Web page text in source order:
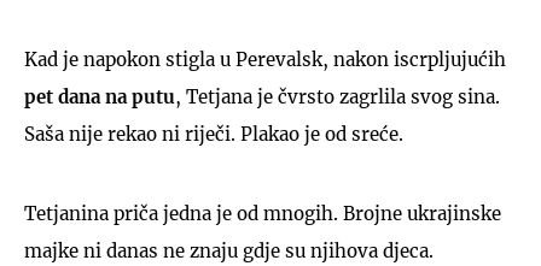
Kad je napokon stigla u Perevalsk, nakon iscrpljujućih
pet dana na putu, Tetjana je čvrsto zagrlila svog sina.
Saša nije rekao ni riječi. Plakao je od sreće.
Tetjanina priča jedna je od mnogih. Brojne ukrajinske
majke ni danas ne znaju gdje su njihova djeca.